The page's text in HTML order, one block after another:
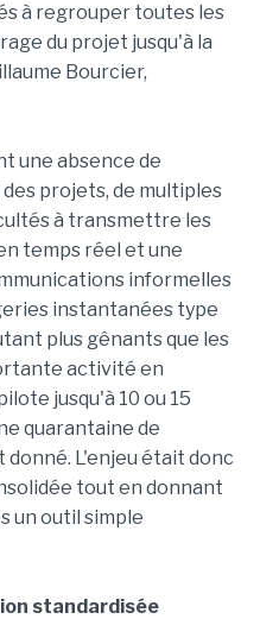
à regrouper toutes les
du projet jusqu'à la
Bourcier,
une absence de
projets, de multiples
à transmettre les
temps réel et une
informelles
instantanées type
plus gênants que les
activité en
jusqu'à 10 ou 15
quarantaine de
L'enjeu était donc
tout en donnant
un outil simple
standardisée